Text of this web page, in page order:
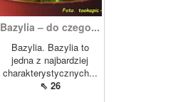
Bazylia – do czego...
Bazylia. Bazylia to
jedna z najbardziej
charakterystycznych...
⇖ 26